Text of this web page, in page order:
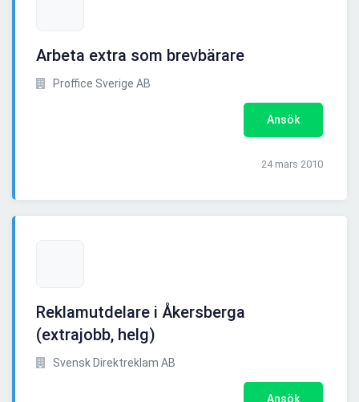
Arbeta extra som brevbärare
Proffice Sverige AB
Ansök
24 mars 2010
Reklamutdelare i Åkersberga
(extrajobb, helg)
Svensk Direktreklam AB
Ansök